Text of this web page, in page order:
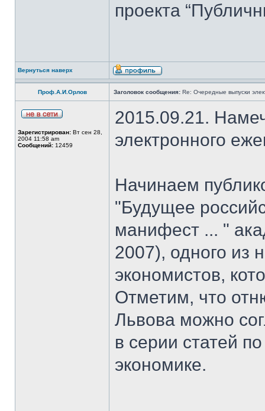
проекта
Вернуться наверх
Проф.А.И.Орлов Заголовок сообщения: Re: Очередные выпуски
Зарегистрирован: Вт сен 28,
2004 11:58 am
Сообщений: 12459
2015.09.21.
электронного
Начинаем
"Будущее
манифест ... "
2007), одного из
экономистов,
Отметим, что
Львова можно
в серии статей
экономике.